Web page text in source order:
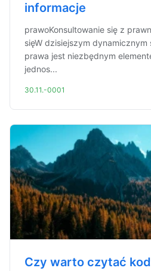
informacje
prawoKonsultowanie się z
sięW dzisiejszym dynamicznym
prawa jest niezbędnym
jednos...
30.11.-0001
Czy warto czytać